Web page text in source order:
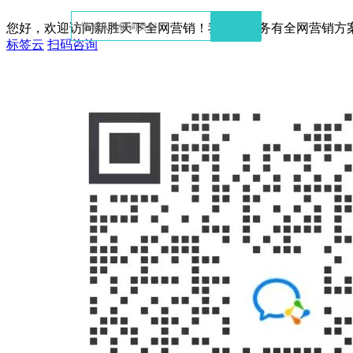
您好，欢迎访问新胜天下全网营销！我们的服务有全网营销
标签云 扫码咨询